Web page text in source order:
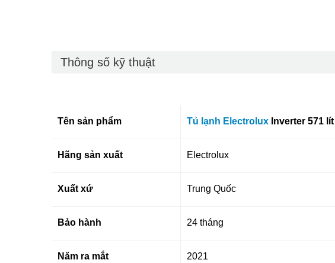
Thông số kỹ thuật
Tên sản phẩm Tủ lạnh Electrolux Inverter 571 lít
Hãng sản xuất Electrolux
Xuất xứ Trung Quốc
Bảo hành 24 tháng
Năm ra mắt 2021